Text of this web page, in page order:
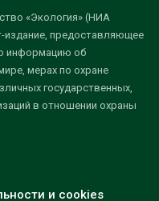
«Экология» (НИА
издание, предоставляющее
информацию об
мерах по охране
государственных,
в отношении охраны
и cookies